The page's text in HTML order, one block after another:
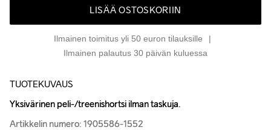
LISÄÄ OSTOSKORIIN
Ilmainen toimitus yli 50 euron tilauksille
Ilmainen palautus 30 päivän kuluessa
TUOTEKUVAUS
Yksivärinen peli-/treenishortsi ilman taskuja.
Artikkelin numero: 1905586-1552
Yksivärinen peli-/treenishortsi ilman taskuja.
Artikkelin numero: 1905586-1552